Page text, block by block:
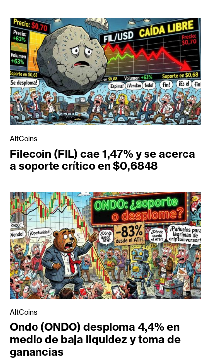
AltCoins
Filecoin (FIL) cae 1,47% y se acerca
a soporte crítico en $0,6848
AltCoins
Ondo (ONDO) desploma 4,4% en
medio de baja liquidez y toma de
ganancias